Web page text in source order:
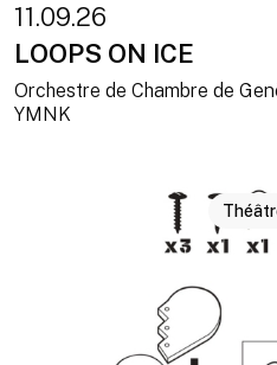
11.09.26
LOOPS ON ICE
Orchestre de Chambre de
YMNK